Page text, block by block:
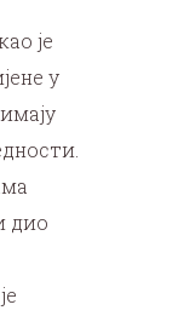
је
у
дио